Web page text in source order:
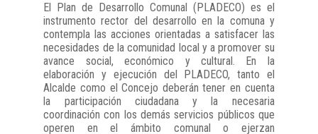
El Plan de Desarrollo Comunal (PLADECO) es el
instrumento rector del desarrollo en la comuna y
contempla las acciones orientadas a satisfacer las
necesidades de la comunidad local y a promover su
avance social, económico y cultural. En la
elaboración y ejecución del PLADECO, tanto el
Alcalde como el Concejo deberán tener en cuenta
la participación ciudadana y la necesaria
coordinación con los demás servicios públicos que
operen en el ámbito comunal o ejerzan